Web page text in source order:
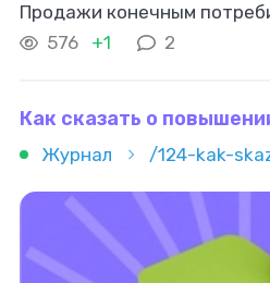
Продажи конечным
сопровождаются типовыми
576 +1 2
Как сказать о
Журнал